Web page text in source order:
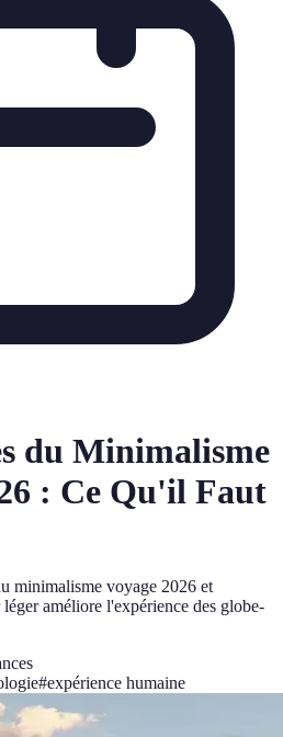
du Minimalisme
: Ce Qu'il Faut
minimalisme voyage 2026 et
améliore l'expérience des globe-
#expérience humaine